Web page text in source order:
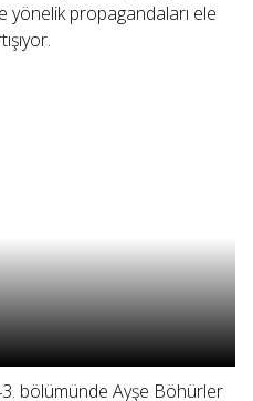
yönelik propagandaları ele
bölümünde Ayşe Böhürler